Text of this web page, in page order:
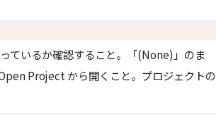
いるか確認すること。「(None)」のま
Project から開くこと。プロジェクトの